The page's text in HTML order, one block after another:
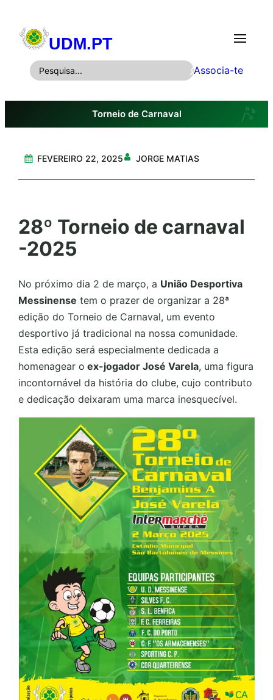
para
conteúdo
UDM.PT
P
s
s
a
Associa-te
Torneio de Carnaval
FEVEREIRO 22, 2025 JORGE MATIAS
28º Torneio de carnaval
-2025
No próximo dia 2 de março, a União Desportiva
Messinense tem o prazer de organizar a 28ª
edição do Torneio de Carnaval, um evento
desportivo já tradicional na nossa comunidade.
Esta edição será especialmente dedicada a
homenagear o ex-jogador José Varela, uma figura
incontornável da história do clube, cujo contributo
e dedicação deixaram uma marca inesquecível.